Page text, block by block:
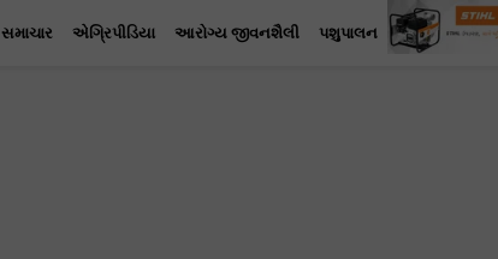
સમાચાર એગ્રિપીડિયા આરોગ્ય જીવનશૈલી પશુપાલન